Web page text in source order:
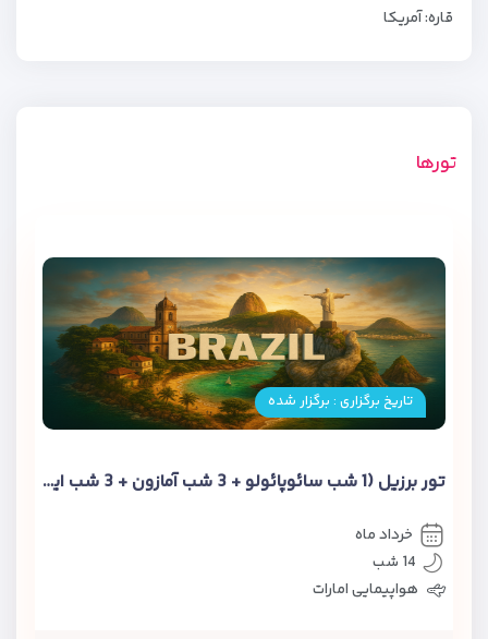
قاره: آمریکا
تورها
تاریخ برگزاری : برگزار شده
تور برزیل (1 شب سائوپائولو + 3 شب آمازون + 3 شب ایگواسو+ 3 شب ریو دوژانیرو + 4 شب کشتی کروز)
خرداد ماه
14 شب
هواپیمایی امارات